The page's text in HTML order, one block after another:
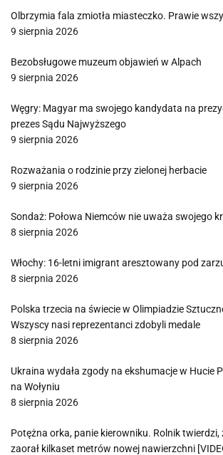
Olbrzymia fala zmiotła miasteczko. Prawie
9 sierpnia 2026
Bezobsługowe muzeum objawień w Alpach
9 sierpnia 2026
Węgry: Magyar ma swojego kandydata na
prezes Sądu Najwyższego
9 sierpnia 2026
Rozważania o rodzinie przy zielonej herbacie
9 sierpnia 2026
Sondaż: Połowa Niemców nie uważa swojego
8 sierpnia 2026
Włochy: 16-letni imigrant aresztowany pod
8 sierpnia 2026
Polska trzecia na świecie w Olimpiadzie
Wszyscy nasi reprezentanci zdobyli medale
8 sierpnia 2026
Ukraina wydała zgody na ekshumacje w Hucie
na Wołyniu
8 sierpnia 2026
Potężna orka, panie kierowniku. Rolnik twierdzi,
zaorał kilkaset metrów nowej nawierzchni